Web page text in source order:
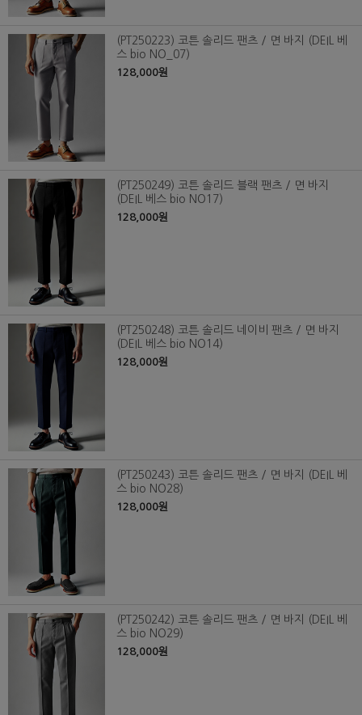
(PT250223) 코튼 솔리드 팬츠 / 면 바지 (DEIL 베
스 bio NO_07)
128,000원
(PT250249) 코튼 솔리드 블랙 팬츠 / 면 바지
(DEIL 베스 bio NO17)
128,000원
(PT250248) 코튼 솔리드 네이비 팬츠 / 면 바지
(DEIL 베스 bio NO14)
128,000원
(PT250243) 코튼 솔리드 팬츠 / 면 바지 (DEIL 베
스 bio NO28)
128,000원
(PT250242) 코튼 솔리드 팬츠 / 면 바지 (DEIL 베
스 bio NO29)
128,000원